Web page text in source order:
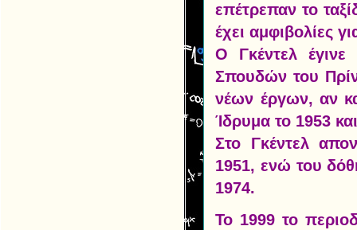
επέτρεπαν το
έχει αμφιβολίες
Ο Γκέντελ
Σπουδών του
νέων έργων, αν
Ίδρυμα το 1953
Στο Γκέντελ
1951, ενώ του
1974.
Το 1999 το